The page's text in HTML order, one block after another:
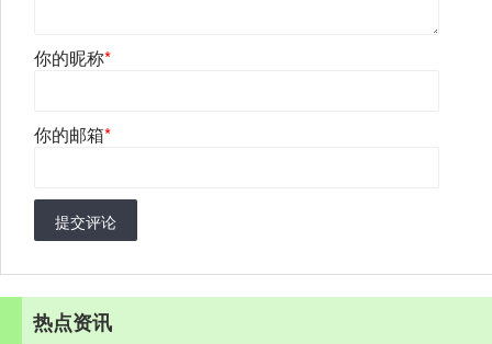
你的昵称*
你的邮箱*
提交评论
热点资讯